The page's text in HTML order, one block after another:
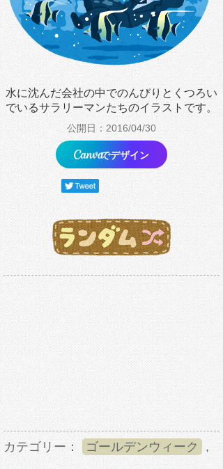
水に沈んだ会社の中でのんびりとくつろい
でいるサラリーマンたちのイラストです。
公開日：2016/04/30
でデザイン
カテゴリー： ゴールデンウィーク ,